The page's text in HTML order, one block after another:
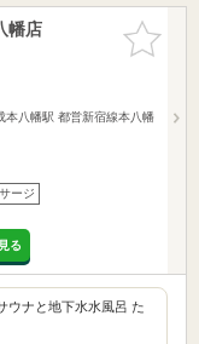
お気に入
りに追加
幡店
本八幡駅 都営新宿線本八幡
ージ
る
ウナと地下水水風呂 た